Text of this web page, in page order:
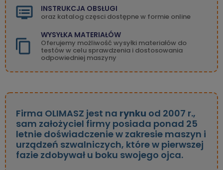
INSTRUKCJA OBSŁUGI
oraz katalog częsci dostępne w formie online
WYSYŁKA MATERIAŁÓW
Oferujemy możliwość wysyłki materiałów do
testów w celu sprawdzenia i dostosowania
odpowiedniej maszyny
Firma OLIMASZ jest na rynku od 2007 r.,
sam założyciel firmy posiada ponad 25
letnie doświadczenie w zakresie maszyn i
urządzeń szwalniczych, które w pierwszej
fazie zdobywał u boku swojego ojca.